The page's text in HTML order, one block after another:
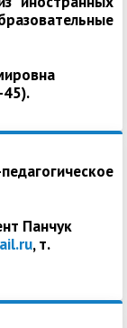
Панчук
, т.